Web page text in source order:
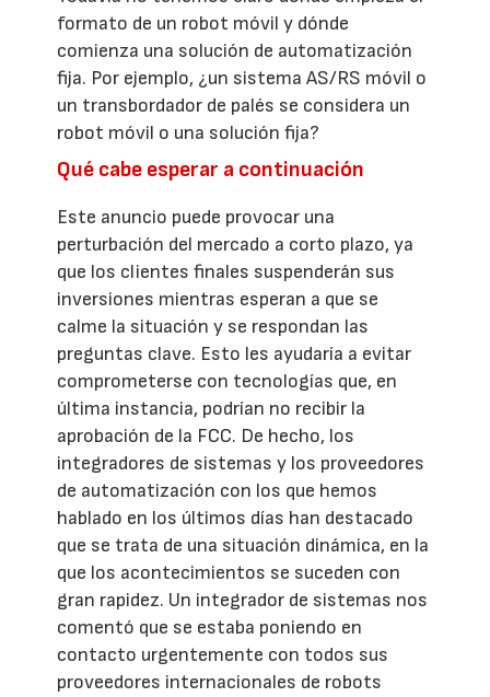
formato de un robot móvil y dónde
comienza una solución de automatización
fija. Por ejemplo, ¿un sistema AS/RS móvil o
un transbordador de palés se considera un
robot móvil o una solución fija?
Qué cabe esperar a continuación
Este anuncio puede provocar una
perturbación del mercado a corto plazo, ya
que los clientes finales suspenderán sus
inversiones mientras esperan a que se
calme la situación y se respondan las
preguntas clave. Esto les ayudaría a evitar
comprometerse con tecnologías que, en
última instancia, podrían no recibir la
aprobación de la FCC. De hecho, los
integradores de sistemas y los proveedores
de automatización con los que hemos
hablado en los últimos días han destacado
que se trata de una situación dinámica, en la
que los acontecimientos se suceden con
gran rapidez. Un integrador de sistemas nos
comentó que se estaba poniendo en
contacto urgentemente con todos sus
proveedores internacionales de robots